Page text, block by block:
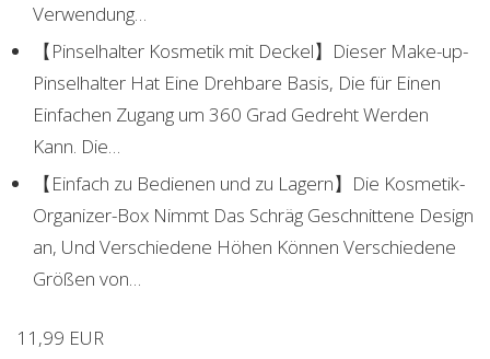
Verwendung…
【Pinselhalter Kosmetik mit Deckel】Dieser Make-up-
Pinselhalter Hat Eine Drehbare Basis, Die für Einen
Einfachen Zugang um 360 Grad Gedreht Werden
Kann. Die…
【Einfach zu Bedienen und zu Lagern】Die Kosmetik-
Organizer-Box Nimmt Das Schräg Geschnittene Design
an, Und Verschiedene Höhen Können Verschiedene
Größen von…
11,99 EUR